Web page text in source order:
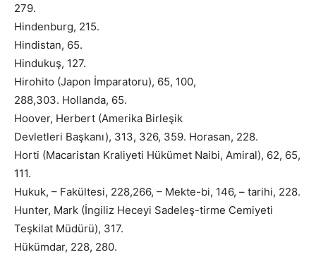
279.
Hindenburg, 215.
Hindistan, 65.
Hindukuş, 127.
Hirohito (Japon İmparatoru), 65, 100,
288,303. Hollanda, 65.
Hoover, Herbert (Amerika Birleşik
Devletleri Başkanı), 313, 326, 359. Horasan, 228.
Horti (Macaristan Kraliyeti Hükümet Naibi, Amiral), 62, 65,
111.
Hukuk, – Fakültesi, 228,266, – Mekte-bi, 146, – tarihi, 228.
Hunter, Mark (İngiliz Heceyi Sadeleş-tirme Cemiyeti
Teşkilat Müdürü), 317.
Hükümdar, 228, 280.